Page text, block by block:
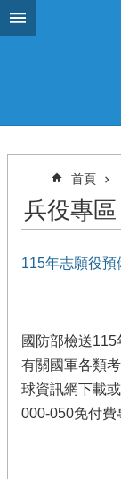
跳到主要內容區塊
首頁
兵役專區
115年志願役
國防部檢送
有關國軍各類
球資訊網下載
000-050免付費